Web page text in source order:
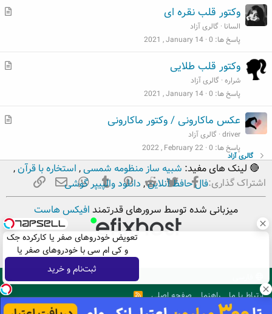
تعویض خودروهای صفر یا کارکرده جک
و کی ام سی با خودروهای صفر یا
کارکرده
ثبت‌نام و خرید
م
وکتور قلب نقره ای
السانا گالری آزاد
پاسخ ها 0
2021 , January 14
م
وکتور قلب طلایی
شراره گالری آزاد
پاسخ ها 0
2021 , January 14
م
عکس ماکارونی / وکتور ماکارونی
driver گالری آزاد
پاسخ ها 0
2022 , February 22
اشتراک گذاری: فیسبوکتویتر Reddit
Pinterest
Tumblr
WhatsApp
ایمیل
گالری آزاد
🔴 لینک های مفید: شبیه ساز منظومه شمسی, استخاره با قرآن,
فال حافظ آنلاین, دانلود والپیپر گوشی
میزبانی شده توسط سرورهای قدرتمند افیکس هاست
ارتباط با ما
راهنما صفحه اصلی
R